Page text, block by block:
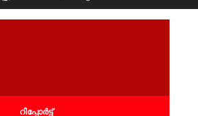
റിപ്പോര്‍ട്ട്